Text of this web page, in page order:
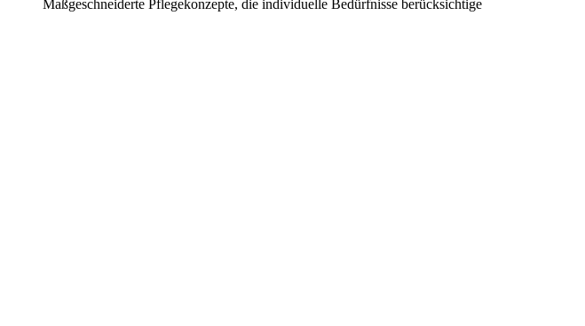
Maßgeschneiderte Pflegekonzepte, die individuelle Bedürfnisse berücksichtige